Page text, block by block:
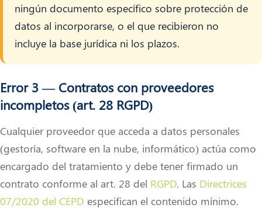
ningún documento específico sobre protección de
datos al incorporarse, o el que recibieron no
incluye la base jurídica ni los plazos.
Error 3 — Contratos con proveedores
incompletos (art. 28 RGPD)
Cualquier proveedor que acceda a datos personales
(gestoría, software en la nube, informático) actúa como
encargado del tratamiento y debe tener firmado un
contrato conforme al art. 28 del RGPD. Las Directrices
07/2020 del CEPD especifican el contenido mínimo.